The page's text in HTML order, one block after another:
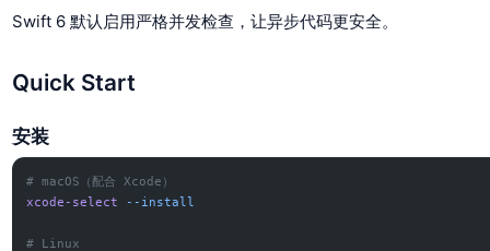
Swift 6 默认启用严格并发检查，让异步代码更安全。
Quick Start
安装
# macOS（配合 Xcode）
xcode-select
--install
# Linux